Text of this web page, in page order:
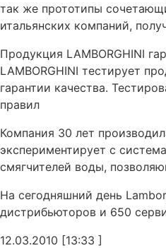
так же прототипы
итальянских компаний,
Продукция LAMBORGHINI
LAMBORGHINI тестирует
гарантии качества.
правил
Компания 30 лет
экспериментирует с
смягчителей воды,
На сегодняшний день
дистрибьюторов и 650
12.03.2010 [13:33 ]